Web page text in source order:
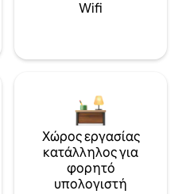
Wifi
Χώρος εργασίας
κατάλληλος για
φορητό
υπολογιστή